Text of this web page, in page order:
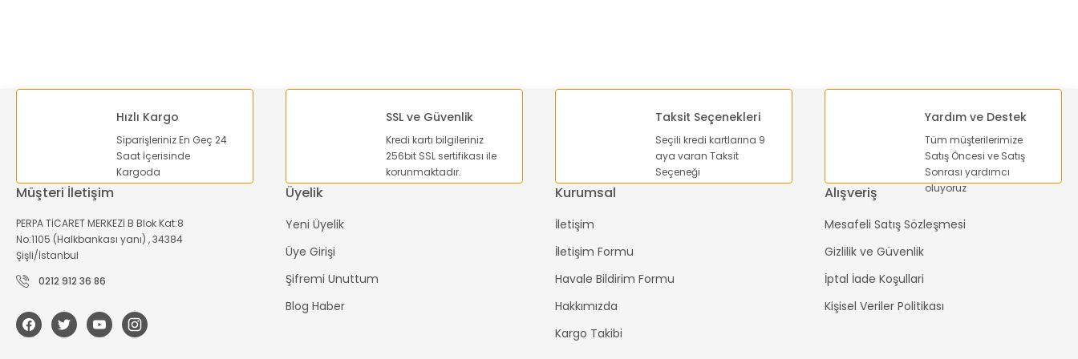
Hızlı Kargo
Siparişleriniz En Geç 24
Saat İçerisinde
Kargoda
SSL ve Güvenlik
Kredi kartı bilgileriniz
256bit SSL sertifikası ile
korunmaktadır.
Taksit Seçenekleri
Seçili kredi kartlarına 9
aya varan Taksit
Seçeneği
Yardım ve Destek
Tüm müşterilerimize
Satış Öncesi ve Satış
Sonrası yardımcı
oluyoruz
Müşteri İletişim
PERPA TİCARET MERKEZİ B Blok Kat:8
No:1105 (Halkbankası yanı) , 34384
Şişli/İstanbul
0212 912 36 86
Üyelik
Yeni Üyelik
Üye Girişi
Şifremi Unuttum
Blog Haber
Kurumsal
İletişim
İletişim Formu
Havale Bildirim Formu
Hakkımızda
Kargo Takibi
Alışveriş
Mesafeli Satış Sözleşmesi
Gizlilik ve Güvenlik
İptal İade Koşullari
Kişisel Veriler Politikası